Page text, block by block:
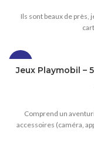
Ils sont beaux de près,
Jeux Playmobil –
Comprend un
accessoires (caméra,